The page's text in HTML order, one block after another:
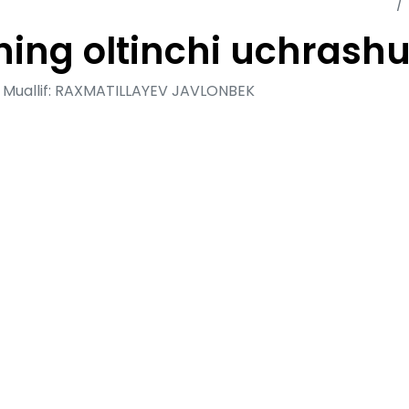
oltinchi
Muallif: RAXMATILLAYEV JAVLONBEK